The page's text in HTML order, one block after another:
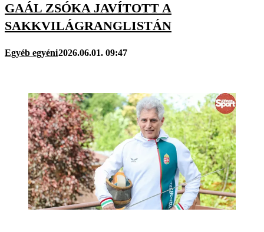
GAÁL ZSÓKA JAVÍTOTT A
SAKKVILÁGRANGLISTÁN
Egyéb egyéni2026.06.01. 09:47